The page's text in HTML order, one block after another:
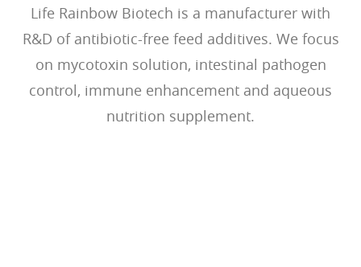
Life Rainbow Biotech is a manufacturer with
R&D of antibiotic-free feed additives. We focus
on mycotoxin solution, intestinal pathogen
control, immune enhancement and aqueous
nutrition supplement.